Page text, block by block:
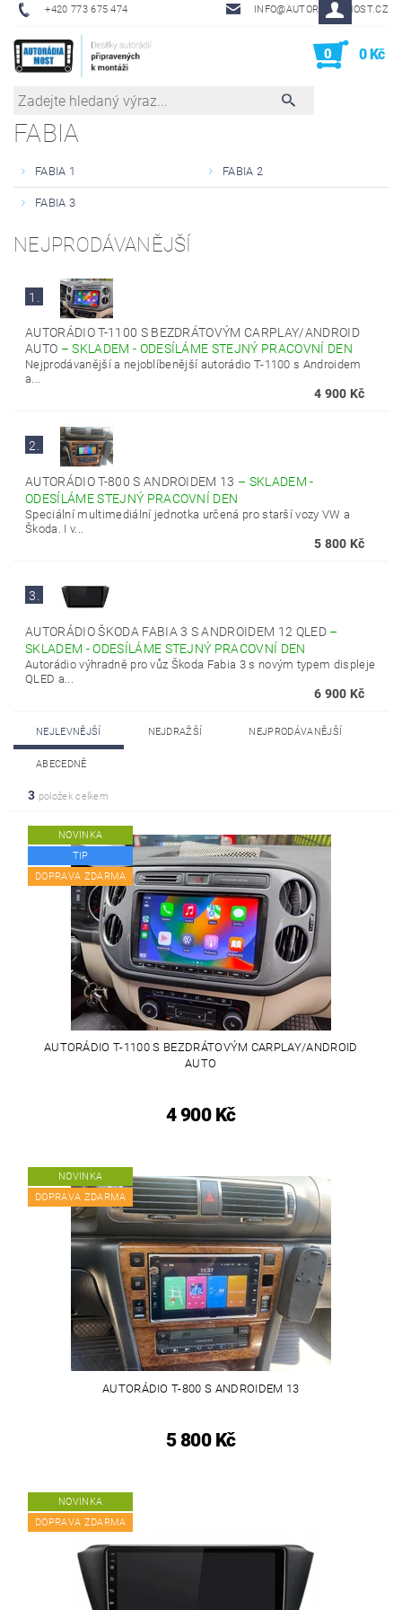
+420 773 675 474 INFO@AUTORADIA-MOST.CZ
0 0 Kč
FABIA
FABIA 1 FABIA 2
FABIA 3
NEJPRODÁVANĚJŠÍ
1.
AUTORÁDIO T-1100 S BEZDRÁTOVÝM CARPLAY/ANDROID
AUTO –SKLADEM - ODESÍLÁME STEJNÝ PRACOVNÍ DEN
Nejprodávanější a nejoblíbenější autorádio T-1100 s Androidem
a...
4 900 Kč
2.
AUTORÁDIO T-800 S ANDROIDEM 13 – SKLADEM -
ODESÍLÁME STEJNÝ PRACOVNÍ DEN
Speciální multimediální jednotka určená pro starší vozy VW a
Škoda. I v...
5 800 Kč
3.
AUTORÁDIO ŠKODA FABIA 3 S ANDROIDEM 12 QLED –
SKLADEM - ODESÍLÁME STEJNÝ PRACOVNÍ DEN
Autorádio výhradně pro vůz Škoda Fabia 3 s novým typem displeje
QLED a...
6 900 Kč
NEJLEVNĚJŠÍ NEJDRAŽŠÍ NEJPRODÁVANĚJŠÍ
ABECEDNĚ
3 položek celkem
NOVINKA
TIP
DOPRAVA ZDARMA
AUTORÁDIO T-1100 S BEZDRÁTOVÝM CARPLAY/ANDROID
AUTO
4 900 Kč
NOVINKA
DOPRAVA ZDARMA
AUTORÁDIO T-800 S ANDROIDEM 13
5 800 Kč
NOVINKA
DOPRAVA ZDARMA